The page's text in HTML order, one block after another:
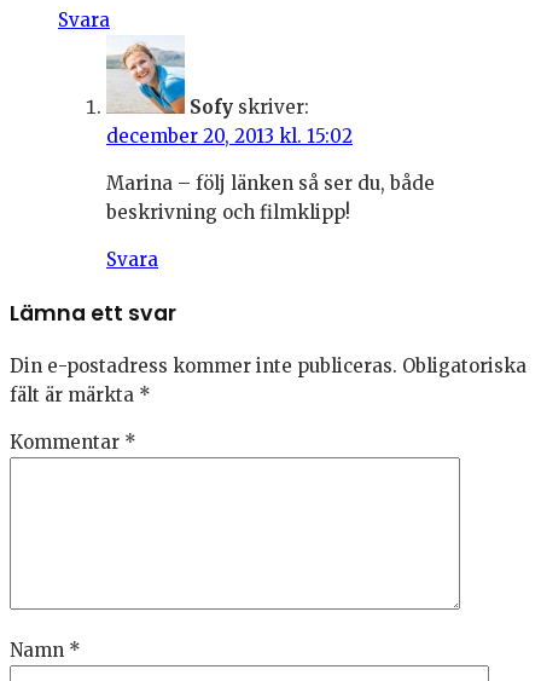
Svara
Sofy skriver:
december 20, 2013 kl. 15:02
Marina – följ länken så ser du, både
beskrivning och filmklipp!
Svara
Lämna ett svar
Din e-postadress kommer inte publiceras. Obligatoriska
fält är märkta *
Kommentar *
Namn *